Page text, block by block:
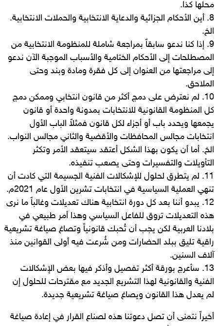
محلها كذا.
8. أين الأحكام الجزائية والدعاية الانتخابية والحملات الانتخابية.
الخ.
9. إذا كنا ندعو سابقاً بمراجعة شاملة للمنظومة الانتخابية من
المصطلحات إلى الأحكام الختامية والأسباب الموجبة الآن ندعو
إلى مراجعتها من العنوان إلى كل فقرة ومادة وبند وحتى
الملاحق.
10. لم نعترض على دمج أكثر من قانون انتخابي وممكن دمج
كل المنظومة القانونية للانتخابات بمدونة واحدة أو قانون
يجمعها ويحدد باب أو أجزاء لكل قانون فمثلاً الباب الأول
انتخابات مجالس المحافظات والأقضية والثاني مجالس النواب.
الخ. أما أن يكون بهذا الشكل أعتقد سيتعقد الأمر وتكثر
التأويلات والتفسيرات وحتى يصعب تنفيذه.
11. لم يتطرق لحلول للإشكالات الفنية الجسيمة التي كادت أن
تنهي العملية السياسية في انتخابات تشرين الأول عام 2021م.
12. يبدو أننا بعد كل دورة انتخابية هناك تعديلات وغالباً ما نرى
هذه التعديلات تروق للفاعل السياسي وهذا أمر طبيعي في
بلادنا العربية لكن يجب أن تُحبك قانونياً وتصاغ صياغة تشريعية
راقية تليق ببلد الحضارات ومن شُرعت فيه أولى القوانين منذ
آلاف السنين.
13. سأعرج بورقة أكثر تفصيل وأذكر فيها بعض الإشكالات
الفنية والقانونية لهذا التشريع الجديد مع مقترحات للحلول إن
لم يعدل هذا القانون ويصاغ صياغة تشريعية جديدة.
أخيراً نتمنى أن تصل دعوتنا هذه لصناع القرار في إعادة صياغة